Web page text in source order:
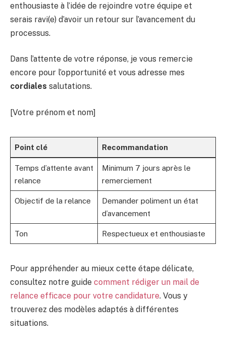
enthousiaste à l’idée de rejoindre votre équipe et
serais ravi(e) d’avoir un retour sur l’avancement du
processus.
Dans l’attente de votre réponse, je vous remercie
encore pour l’opportunité et vous adresse mes
cordiales salutations.
[Votre prénom et nom]
Point clé Recommandation
Temps d’attente avant
relance
Minimum 7 jours après le
remerciement
Objectif de la relance
Demander poliment un état
d’avancement
Ton Respectueux et enthousiaste
Pour appréhender au mieux cette étape délicate,
consultez notre guide comment rédiger un mail de
relance efficace pour votre candidature. Vous y
trouverez des modèles adaptés à différentes
situations.